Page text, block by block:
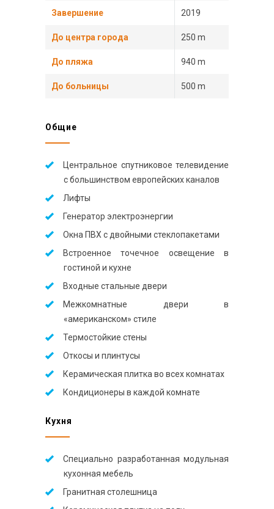
Завершение 2019
До центра города 250 m
До пляжа 940 m
До больницы 500 m
Общие
Центральное спутниковое телевидение
с большинством европейских каналов
Лифты
Генератор электроэнергии
Окна ПВХ с двойными стеклопакетами
Встроенное точечное освещение в
гостиной и кухне
Входные стальные двери
Межкомнатные двери в
«американском» стиле
Термостойкие стены
Откосы и плинтусы
Керамическая плитка во всех комнатах
Кондиционеры в каждой комнате
Кухня
Специально разработанная модульная
кухонная мебель
Гранитная столешница